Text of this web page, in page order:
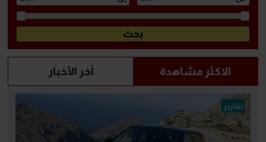
الاكثر مشاهدة آخر الأخبار
تقارير